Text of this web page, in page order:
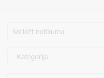
Meklēt notikumu
Kategorija